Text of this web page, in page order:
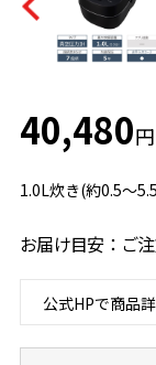
40,480円
お届け目安：ご
1.0L炊き(約0.5～
公式HPで商品